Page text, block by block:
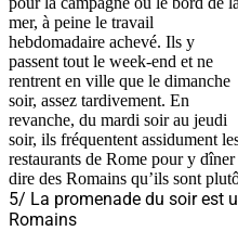
mer, à peine le travail
hebdomadaire achevé. Ils y
passent tout le week-end et ne
rentrent en ville que le dimanche
soir, assez tardivement. En
revanche, du mardi soir au jeudi
soir, ils fréquentent assidument
restaurants de Rome pour y
dire des Romains qu’ils sont
5/ La promenade du soir est
Romains